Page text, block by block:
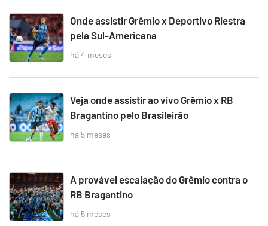
Onde assistir Grêmio x Deportivo Riestra
pela Sul-Americana
há 4 meses
Veja onde assistir ao vivo Grêmio x RB
Bragantino pelo Brasileirão
há 5 meses
A provável escalação do Grêmio contra o
RB Bragantino
há 5 meses